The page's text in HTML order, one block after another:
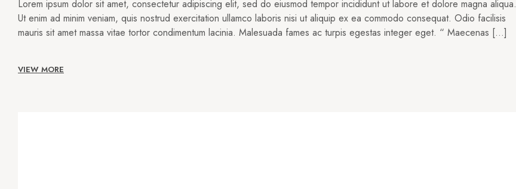
Lorem ipsum dolor sit amet, consectetur adipiscing elit, sed do eiusmod tempor incididunt ut labore et dolore magna aliqua.
Ut enim ad minim veniam, quis nostrud exercitation ullamco laboris nisi ut aliquip ex ea commodo consequat. Odio facilisis
mauris sit amet massa vitae tortor condimentum lacinia. Malesuada fames ac turpis egestas integer eget. “ Maecenas […]
VIEW MORE